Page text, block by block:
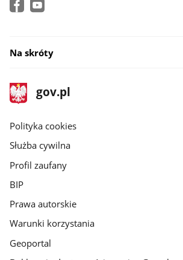
Na skróty
stopka
gov.pl
Strona
gov.pl
gov.pl
Polityka cookies
Służba cywilna
Profil zaufany
BIP
Prawa autorskie
Warunki korzystania
Geoportal